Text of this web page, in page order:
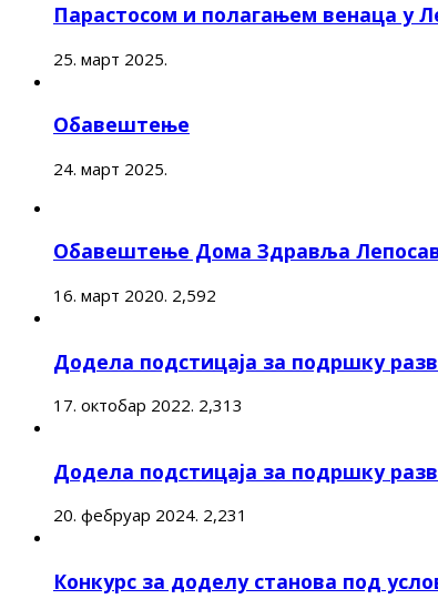
Парастосом и полагањем венаца у
25. март 2025.
Обавештење
24. март 2025.
Обавештење Дома Здравља
16. март 2020. 2,592
Додела подстицаја за подршку
17. октобар 2022. 2,313
Додела подстицаја за подршку
20. фебруар 2024. 2,231
Конкурс за доделу станова под